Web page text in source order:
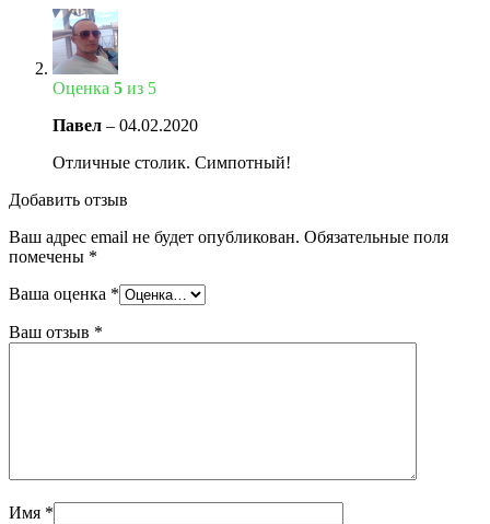
Оценка 5 из 5
Павел – 04.02.2020
Отличные столик. Симпотный!
Добавить отзыв
Ваш адрес email не будет опубликован. Обязательные поля
помечены *
Ваша оценка *
Ваш отзыв *
Имя *